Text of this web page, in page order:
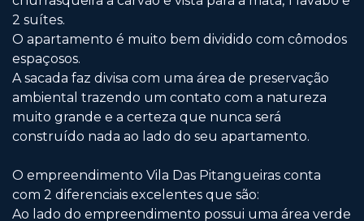
2 suítes.
O apartamento é muito bem dividido com cômodos
espaçosos.
A sacada faz divisa com uma área de preservação
ambiental trazendo um contato com a natureza
muito grande e a certeza que nunca será
construído nada ao lado do seu apartamento.
O empreendimento Vila Das Pitangueiras conta
com 2 diferenciais excelentes que são:
Ao lado do empreendimento possui uma área verde